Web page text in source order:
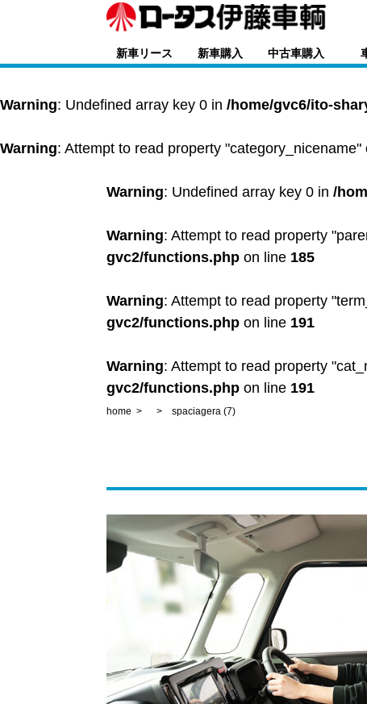
新車リース 新車購入 中古車購入
Warning: Undefined array key 0 in /home/gvc6/ito-
Warning: Attempt to read property "category_nicename"
Warning: Undefined array key 0 in /
Warning: Attempt to read property
gvc2/functions.php on line 185
Warning: Attempt to read property
gvc2/functions.php on line 191
Warning: Attempt to read property
gvc2/functions.php on line 191
home spaciagera (7)